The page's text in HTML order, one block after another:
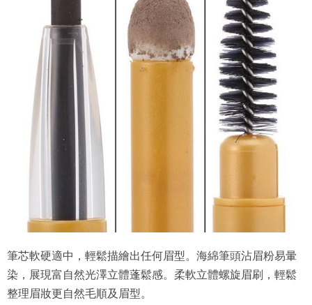
筆芯軟硬適中，輕鬆描繪出任何眉型。海綿筆頭沾眉粉易暈
染，展現富自然光澤立體蓬鬆感。柔軟立體螺旋眉刷，輕鬆
整理眉妝更自然毛順及眉型。